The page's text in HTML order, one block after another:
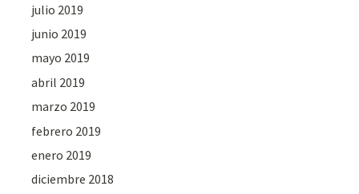
julio 2019
junio 2019
mayo 2019
abril 2019
marzo 2019
febrero 2019
enero 2019
diciembre 2018